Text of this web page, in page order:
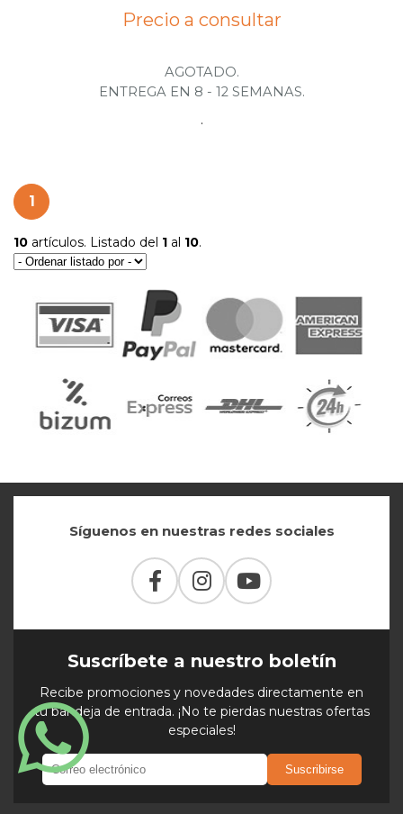
Precio a consultar
AGOTADO.
ENTREGA EN 8 - 12 SEMANAS.
.
1
10 artículos. Listado del 1 al 10.
Síguenos en nuestras redes sociales
Suscríbete a nuestro boletín
Recibe promociones y novedades directamente en
tu bandeja de entrada. ¡No te pierdas nuestras ofertas
especiales!
Suscribirse